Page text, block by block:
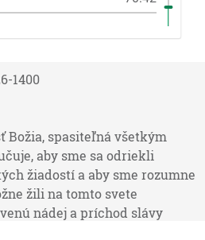
1400
Božia, spasiteľná všetkým
aby sme sa odriekli
žiadostí a aby sme rozumne
žili na tomto svete
nádej a príchod slávy